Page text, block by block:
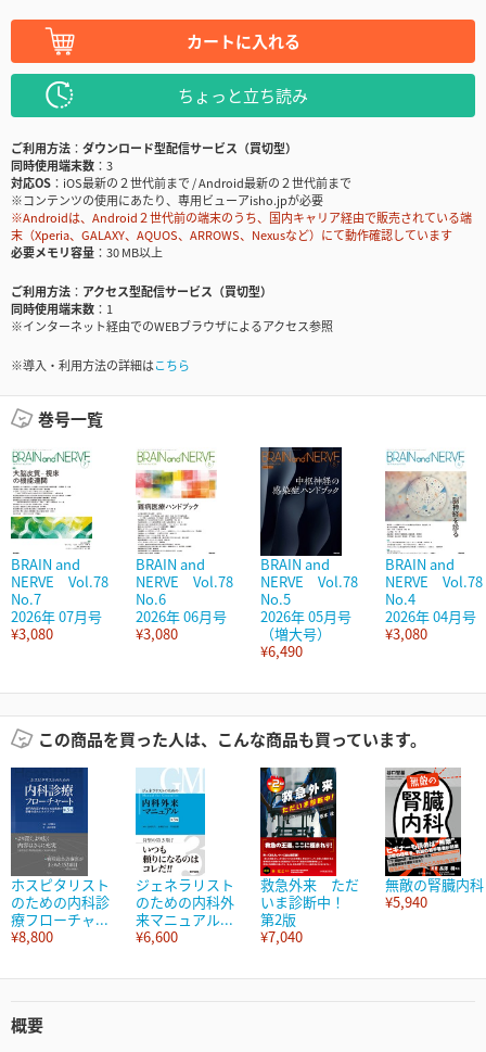
カートに入れる
ちょっと立ち読み
ご利用方法
ダウンロード型配信サービス（買切型）
同時使用端末数
3
対応OS
iOS最新の２世代前まで / Android最新の２世代前まで
※コンテンツの使用にあたり、専用ビューアisho.jpが必要
※Androidは、Android２世代前の端末のうち、国内キャリア経由で販売されている端
末（Xperia、GALAXY、AQUOS、ARROWS、Nexusなど）にて動作確認しています
必要メモリ容量
30 MB以上
ご利用方法
アクセス型配信サービス（買切型）
同時使用端末数
1
※インターネット経由でのWEBブラウザによるアクセス参照
※導入・利用方法の詳細はこちら
巻号一覧
BRAIN and
NERVE Vol.78
No.7
2026年 07月号
¥3,080
BRAIN and
NERVE Vol.78
No.6
2026年 06月号
¥3,080
BRAIN and
NERVE Vol.78
No.5
2026年 05月号
（増大号）
¥6,490
BRAIN and
NERVE Vol.78
No.4
2026年 04月号
¥3,080
この商品を買った人は、こんな商品も買っています。
ホスピタリスト
のための内科診
療フローチャ...
¥8,800
ジェネラリスト
のための内科外
来マニュアル...
¥6,600
救急外来 ただ
いま診断中！
第2版
¥7,040
無敵の腎臓内科
¥5,940
概要